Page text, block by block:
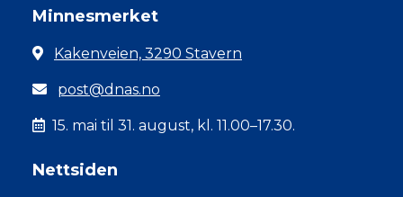
Minnesmerket
Kakenveien, 3290 Stavern
post@dnas.no
15. mai til 31. august, kl. 11.00–17.30.
Nettsiden